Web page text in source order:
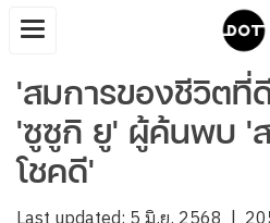
'สมการของชีวิตที่
'ซูซูกิ ยู' ผู้ค้นพบ '
โชคดี'